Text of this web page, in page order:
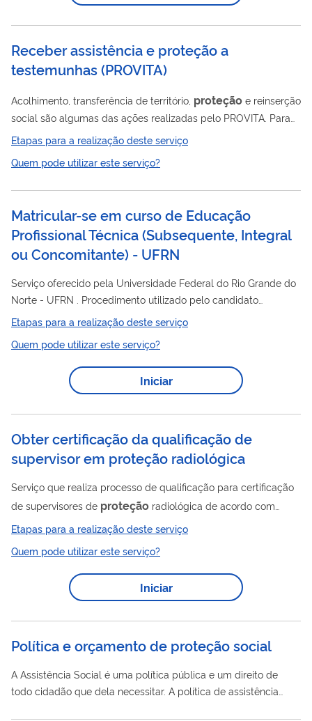
Receber assistência e proteção a
testemunhas(PROVITA)
Acolhimento, transferência de território, proteção e reinserção
social são algumas das ações realizadas pelo PROVITA. Para
tanto, o PROVITA paga o aluguel da testemunha, confere
subsídios mensais para alimentação, transporte e cuidados
pessoais, além de apoiar no acesso seguro às políticas
Etapas para a realização deste serviço
Quem pode utilizar este serviço?
Matricular-se em curso de Educação
Profissional Técnica (Subsequente, Integral
ou Concomitante) - UFRN
Serviço oferecido pela Universidade Federal do Rio Grande do
Norte - UFRN . Procedimento utilizado pelo candidato
selecionado em processo seletivo para ingressar no curso
técnico para o qual foi convocado, mediante entrega de
documentos e certificação de pré-requisitos.
Etapas para a realização deste serviço
Quem pode utilizar este serviço?
Iniciar
Obter certificação da qualificação de
supervisor em proteção radiológica
Serviço que realiza processo de qualificação para certificação
de supervisores de proteção radiológica de acordo com
normas específicas. O processo inicial trata-se de aplicação de
provas com diferentes fases até que o candidato ao certificado
seja aprovado em todas as fases para então obter sua
necessita renovar a certificação periodicamente, de acordo
Etapas para a realização deste serviço
Quem pode utilizar este serviço?
Iniciar
Política e orçamento de proteção social
A Assistência Social é uma política pública e um direito de
todo cidadão que dela necessitar. A política de assistência